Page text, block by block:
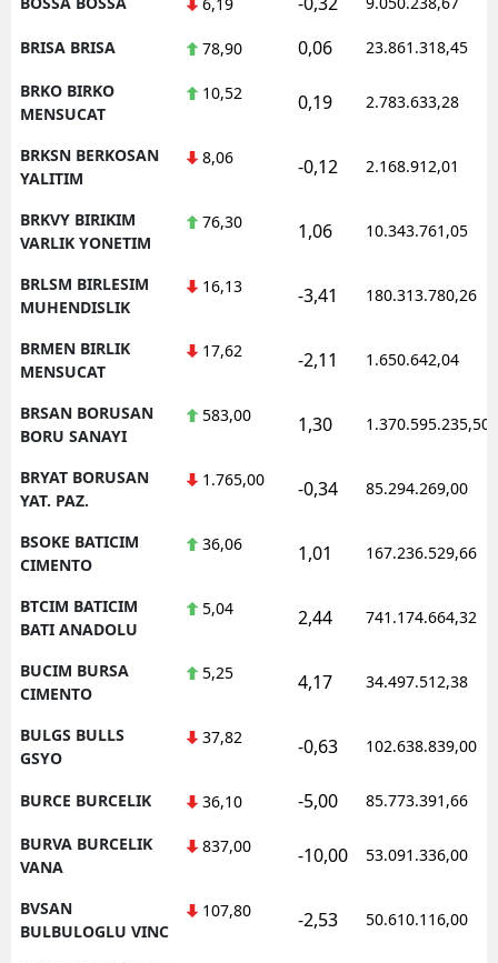
BRISA BRISA 78,90 0,06 23.861.318,45
BRKO BIRKO
MENSUCAT
10,52 0,19 2.783.633,28
BRKSN BERKOSAN
YALITIM
8,06 -0,12 2.168.912,01
BRKVY BIRIKIM
VARLIK YONETIM
76,30 1,06 10.343.761,05
BRLSM BIRLESIM
MUHENDISLIK
16,13 -3,41 180.313.780,26
BRMEN BIRLIK
MENSUCAT
17,62 -2,11 1.650.642,04
BRSAN BORUSAN
BORU SANAYI
583,00 1,30 1.370.595.235,50
BRYAT BORUSAN
YAT. PAZ.
1.765,00 -0,34 85.294.269,00
BSOKE BATICIM
CIMENTO
36,06 1,01 167.236.529,66
BTCIM BATICIM
BATI ANADOLU
5,04 2,44 741.174.664,32
BUCIM BURSA
CIMENTO
5,25 4,17 34.497.512,38
BULGS BULLS
GSYO
37,82 -0,63 102.638.839,00
BURCE BURCELIK 36,10 -5,00 85.773.391,66
BURVA BURCELIK
VANA
837,00 -10,00 53.091.336,00
BVSAN
BULBULOGLU VINC
107,80 -2,53 50.610.116,00